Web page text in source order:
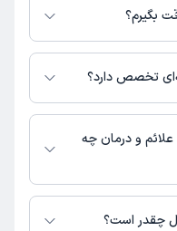
بگیرم؟
فعال و نوبت‌دهی باز در
برای دریافت نوبت اقدام کنید.
تصاویر پزشک، ساعات کاری و
ممکن است در پروفایل ایشان
تخصص دارد؟
تخصص دارند:
و درمان چه
بیماری‌های مرتبط با داخلی
چقدر است؟